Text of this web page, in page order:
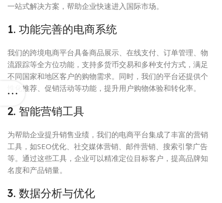
一站式解决方案，帮助企业快速进入国际市场。
1. 功能完善的电商系统
我们的跨境电商平台具备商品展示、在线支付、订单管理、物
流跟踪等全方位功能，支持多货币交易和多种支付方式，满足
不同国家和地区客户的购物需求。同时，我们的平台还提供个
性化推荐、促销活动等功能，提升用户购物体验和转化率。
2. 智能营销工具
为帮助企业提升销售业绩，我们的电商平台集成了丰富的营销
工具，如SEO优化、社交媒体营销、邮件营销、搜索引擎广告
等。通过这些工具，企业可以精准定位目标客户，提高品牌知
名度和产品销量。
3. 数据分析与优化